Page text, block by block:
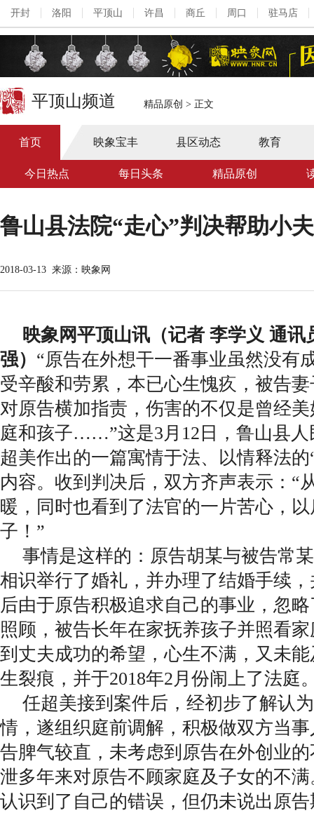
开封 洛阳 平顶山 许昌 商丘 周口 驻马店
平顶山频道 精品原创 > 正文
首页 映象宝丰 县区动态 教育
今日热点 每日头条 精品原创
鲁山县法院“走心”判决帮助小
2018-03-13 来源：映象网
映象网平顶山讯（记者 李学义 通讯
强） “原告在外想干一番事业虽然没有
受辛酸和劳累，本已心生愧疚，被告
对原告横加指责，伤害的不仅是曾经
庭和孩子……”这是3月12日，鲁山县人
超美作出的一篇寓情于法、以情释法
内容。收到判决后，双方齐声表示：“
暖，同时也看到了法官的一片苦心，
子！”
事情是这样的：原告胡某与被告常
相识举行了婚礼，并办理了结婚手续
后由于原告积极追求自己的事业，忽
照顾，被告长年在家抚养孩子并照看
到丈夫成功的希望，心生不满，又未
生裂痕，并于2018年2月份闹上了法庭
任超美接到案件后，经初步了解认
情，遂组织庭前调解，积极做双方当
告脾气较直，未考虑到原告在外创业
泄多年来对原告不顾家庭及子女的不
认识到了自己的错误，但仍未说出原